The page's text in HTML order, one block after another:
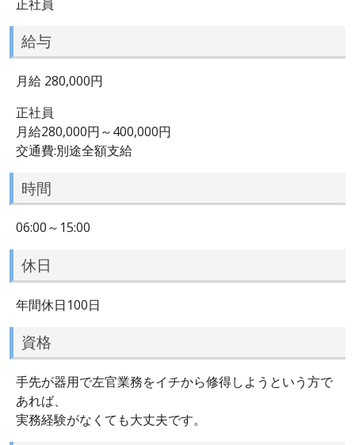
正社員
給与
月給 280,000円
正社員
月給280,000円～400,000円
交通費:別途全額支給
時間
06:00～15:00
休日
年間休日100日
資格
手先が器用で左官業務をイチから修得しようという方で
あれば、
実務経験がなくても大丈夫です。